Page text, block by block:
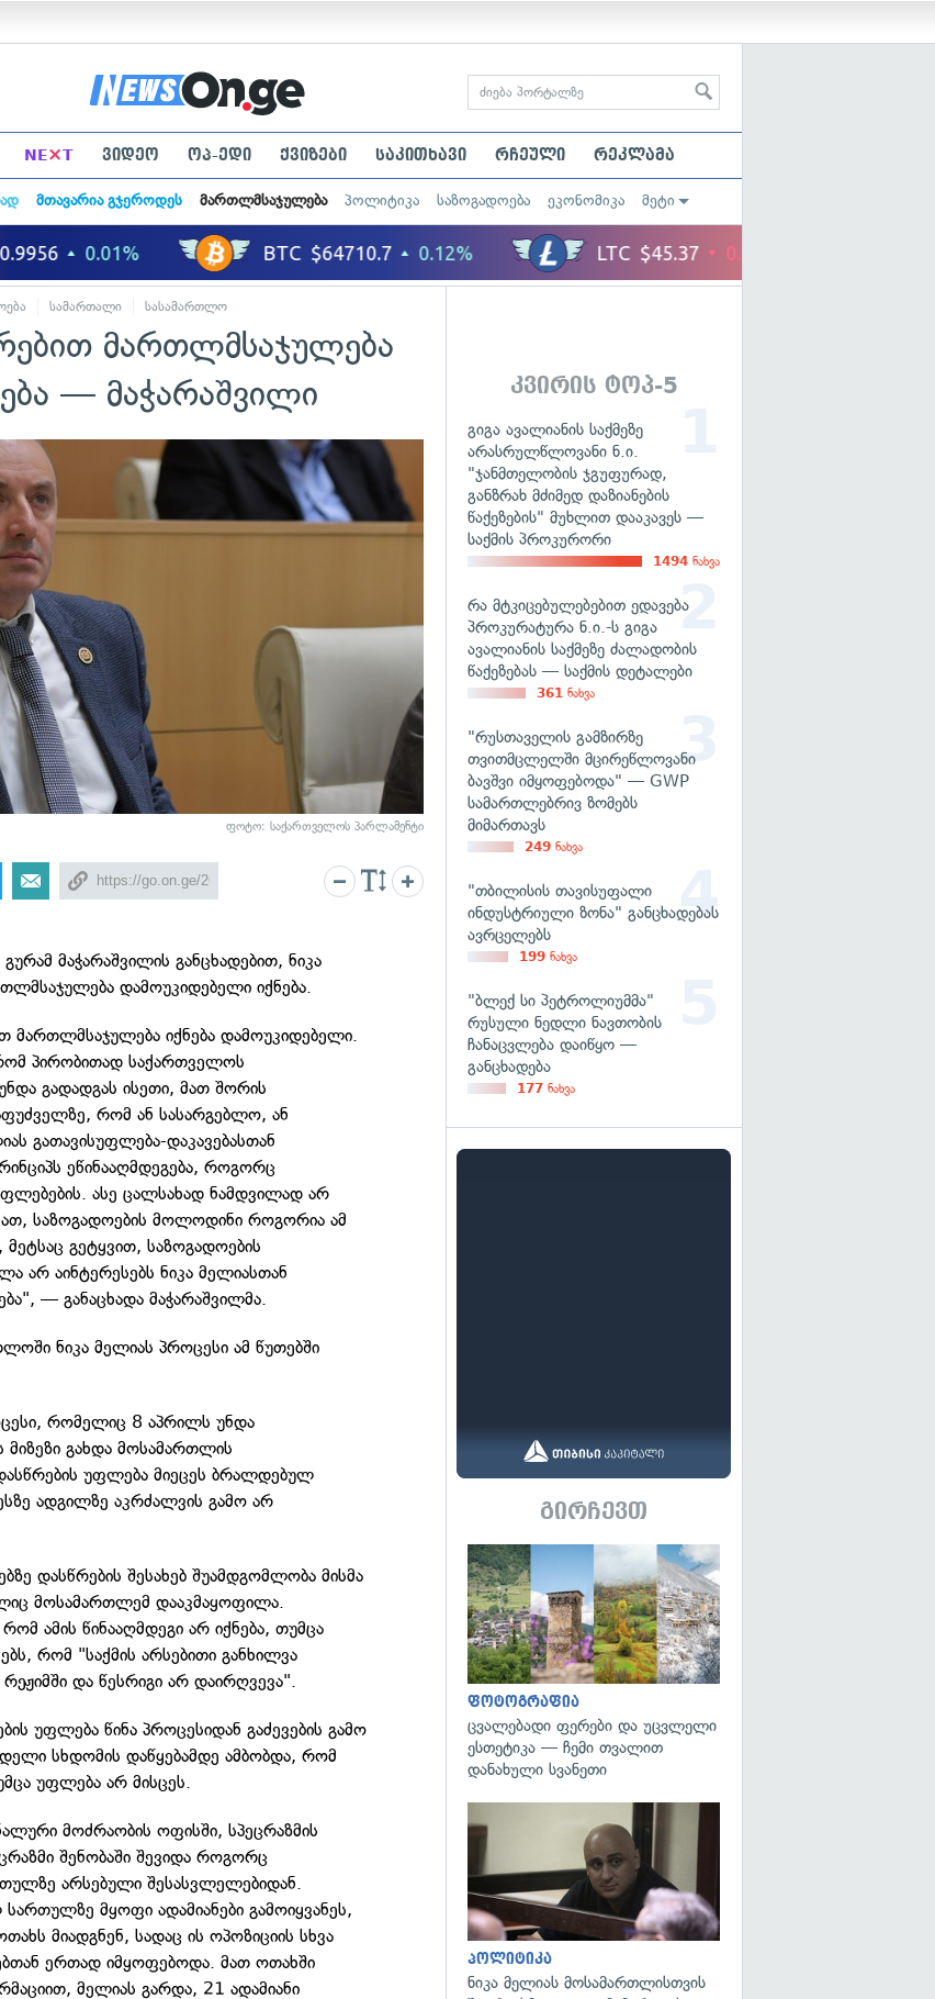
NE×T ვიდეო ოპ-ედი ქვიზები საკითხავი რჩეული რეკლამა
მთავარია გჯეროდეს მართლმსაჯულება პოლიტიკა საზოგადოება ეკონომიკა მეტი
სამართალი სასამართლო
მართლმსაჯულება
— მაჭარაშვილი
ფოტო: საქართველოს პარლამენტი
მაჭარაშვილის განცხადებით, ნიკა
დამოუკიდებელი იქნება.
მართლმსაჯულება იქნება დამოუკიდებელი.
პირობითად საქართველოს
გადადგას ისეთი, მათ შორის
რომ ან სასარგებლო, ან
გათავისუფლება-დაკავებასთან
ეწინააღმდეგება, როგორც
ასე ცალსახად ნამდვილად არ
საზოგადოების მოლოდინი როგორია ამ
გეტყვით, საზოგადოების
არ აინტერესებს ნიკა მელიასთან
— განაცხადა მაჭარაშვილმა.
ნიკა მელიას პროცესი ამ წუთებში
რომელიც 8 აპრილს უნდა
გახდა მოსამართლის
უფლება მიეცეს ბრალდებულ
ადგილზე აკრძალვის გამო არ
დასწრების შესახებ შუამდგომლობა მისმა
მოსამართლემ დააკმაყოფილა.
ამის წინააღმდეგი არ იქნება, თუმცა
რომ "საქმის არსებითი განხილვა
და წესრიგი არ დაირღვევა".
უფლება წინა პროცესიდან გაძევების გამო
სხდომის დაწყებამდე ამბობდა, რომ
უფლება არ მისცეს.
მოძრაობის ოფისში, სპეცრაზმის
შენობაში შევიდა როგორც
არსებული შესასვლელებიდან.
მყოფი ადამიანები გამოიყვანეს,
მიადგნენ, სადაც ის ოპოზიციის სხვა
ერთად იმყოფებოდა. მათ ოთახში
მელიას გარდა, 21 ადამიანი
კვირის ტოპ-5
გიგა ავალიანის საქმეზე
არასრულწლოვანი ნ.ი.
"ჯანმთელობის ჯგუფურად,
განზრახ მძიმედ დაზიანების
წაქეზების" მუხლით დააკავეს —
საქმის პროკურორი
1494 ნახვა
რა მტკიცებულებებით ედავება
პროკურატურა ნ.ი.-ს გიგა
ავალიანის საქმეზე ძალადობის
წაქეზებას — საქმის დეტალები
361 ნახვა
"რუსთაველის გამზირზე
თვითმცლელში მცირეწლოვანი
ბავშვი იმყოფებოდა" — GWP
სამართლებრივ ზომებს
მიმართავს
249 ნახვა
"თბილისის თავისუფალი
ინდუსტრიული ზონა" განცხადებას
ავრცელებს
199 ნახვა
"ბლექ სი პეტროლიუმმა"
რუსული ნედლი ნავთობის
ჩანაცვლება დაიწყო —
განცხადება
177 ნახვა
გირჩევთ
ფოტოგრაფია
ცვალებადი ფერები და უცვლელი
ესთეტიკა — ჩემი თვალით
დანახული სვანეთი
პოლიტიკა
ნიკა მელიას მოსამართლისთვის